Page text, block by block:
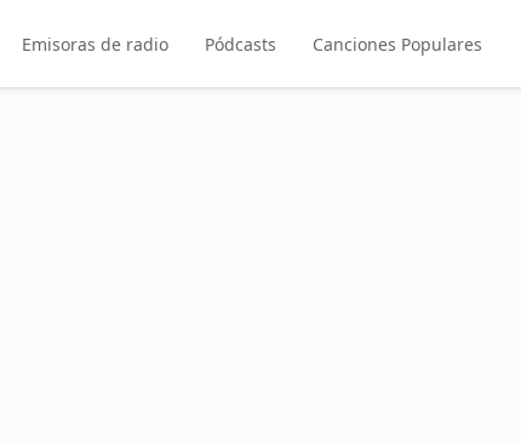
Emisoras de radio Pódcasts Canciones Populares